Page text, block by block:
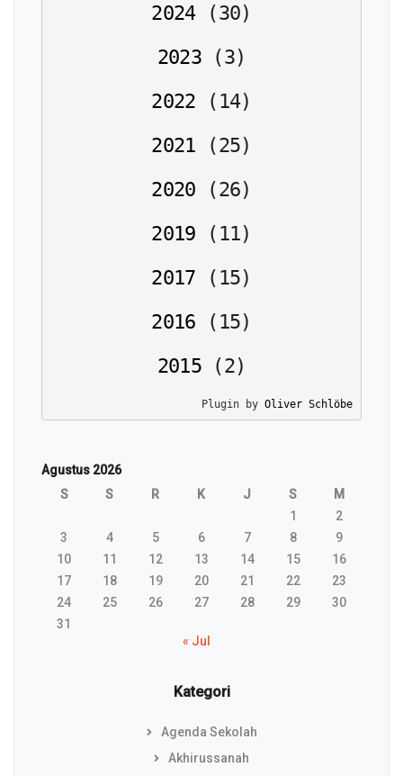
2024
(30)
2023
(3)
2022
( 14)
2021
(25)
2020
(26)
2019
( 11)
2017
( 15)
2016
( 15)
2015
(2)
Plugin by Oliver Schlöbe
Agustus 2026
S
S R K J S
M
1
2
3
4 5 6 7 8
9
10
11 12 13 14 15
16
17
18 19 20 21 22
23
24
25 26 27 28 29
30
31
« Jul
Kategori
Agenda Sekolah
Akhirussanah